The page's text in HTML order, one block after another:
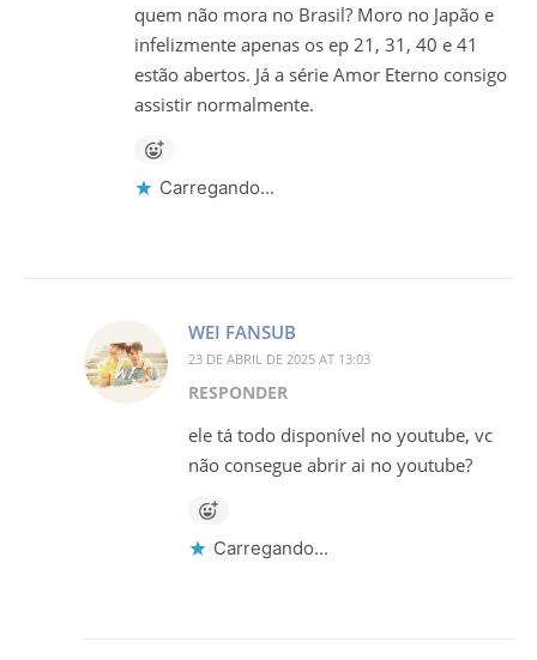
quem não mora no Brasil? Moro no Japão e
infelizmente apenas os ep 21, 31, 40 e 41
estão abertos. Já a série Amor Eterno consigo
assistir normalmente.
Carregando...
WEI FANSUB
23 DE ABRIL DE 2025 AT 13:03
RESPONDER
ele tá todo disponível no youtube, vc
não consegue abrir ai no youtube?
Carregando...